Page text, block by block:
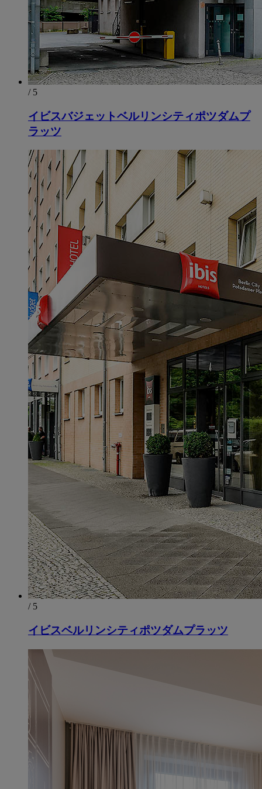
/ 5
イビスバジェットベルリンシティポツダムプ
ラッツ
/ 5
イビスベルリンシティポツダムプラッツ